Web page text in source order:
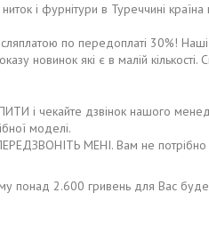
і фурнітури в Туреччині
по передоплаті 30%!
новинок які є в малій
і чекайте дзвінок нашого
моделі.
МЕНІ. Вам не
понад 2.600 гривень для Вас